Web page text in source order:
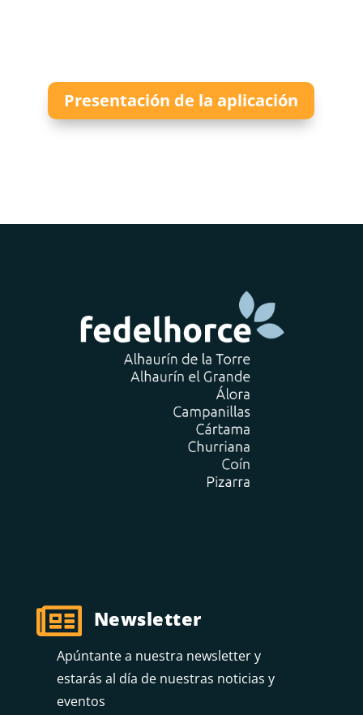
Presentación de la aplicación
 Newsletter
Apúntante a nuestra newsletter y
estarás al día de nuestras noticias y
eventos